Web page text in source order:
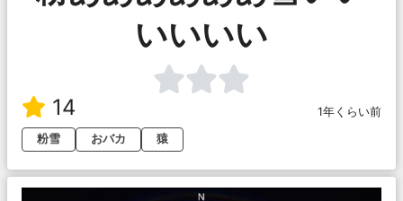
いいいい
14
1年くらい前
粉雪
おバカ 猿